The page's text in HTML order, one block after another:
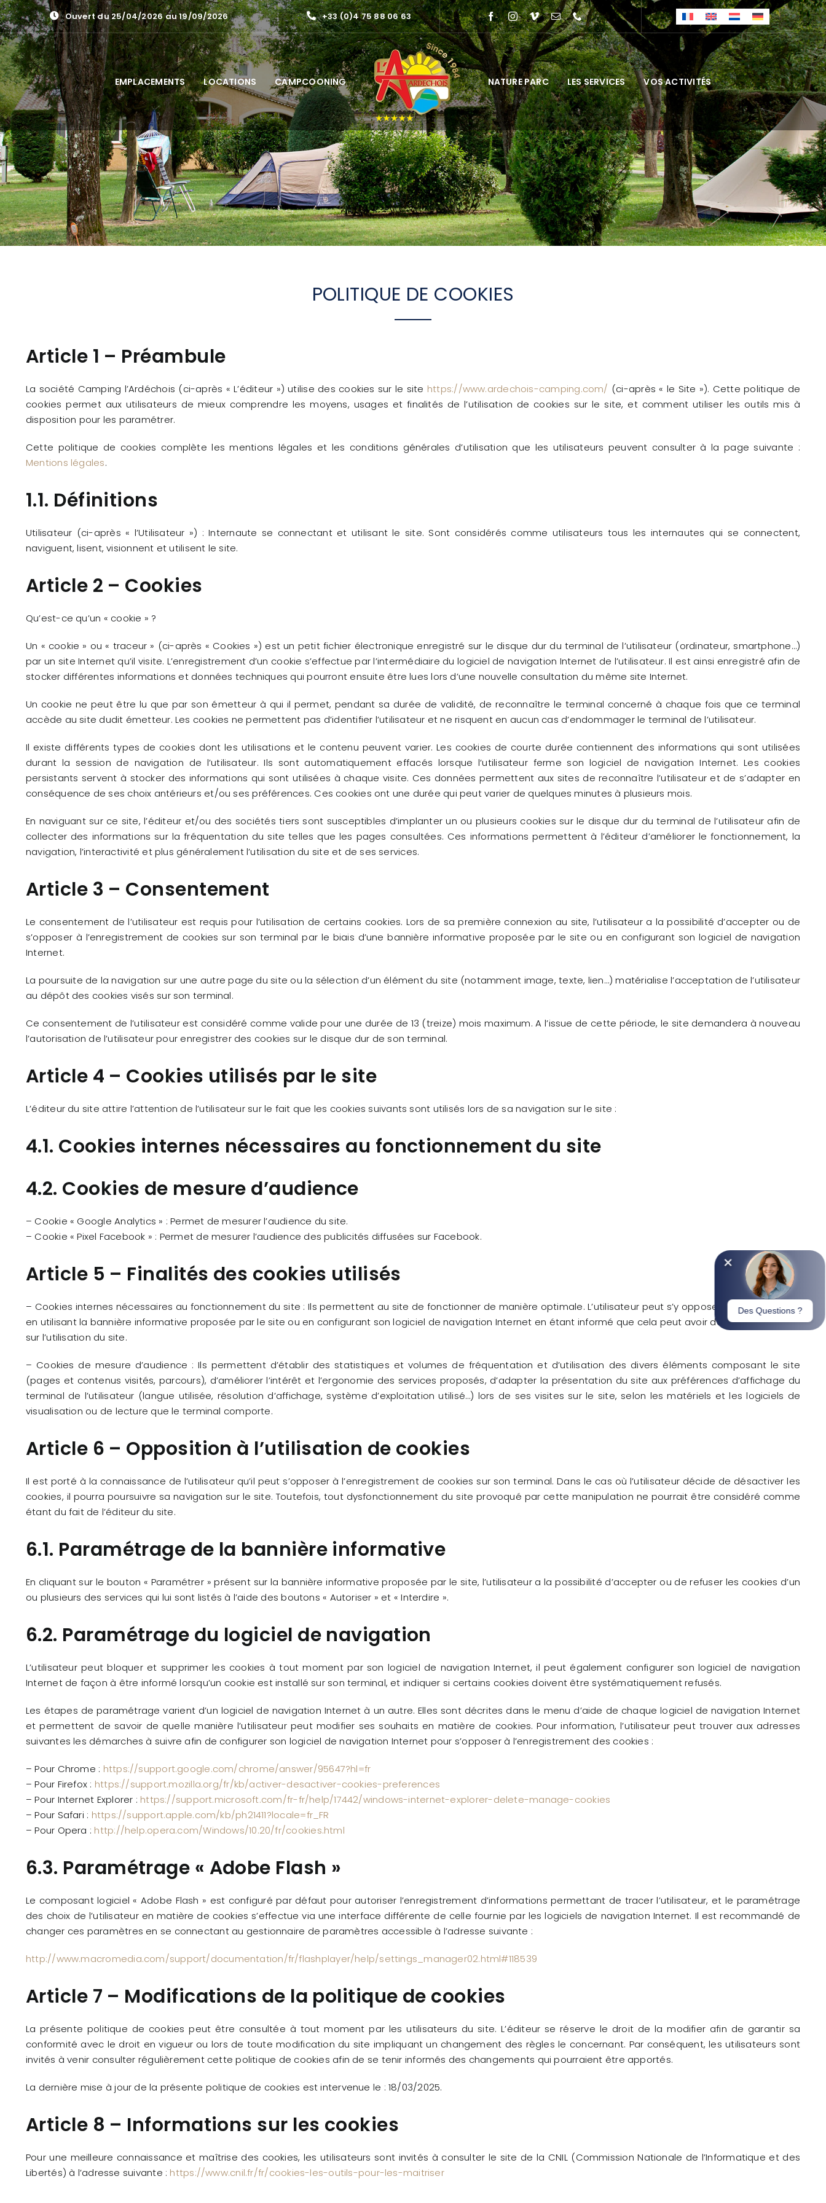
Skip
to
content
Ouvert du 25/04/2026 au 19/09/2026 +33 (0)4 75 88 06 63
EMPLACEMENTS LOCATIONS CAMPCOONING NATURE PARC LES SERVICES VOS ACTIVITÉS
POLITIQUE DE COOKIES
Article 1 – Préambule
La société Camping l’Ardéchois (ci-après « L’éditeur ») utilise des cookies sur le site https://www.ardechois-camping.com/ (ci-après « le Site »). Cette politique de
cookies permet aux utilisateurs de mieux comprendre les moyens, usages et finalités de l’utilisation de cookies sur le site, et comment utiliser les outils mis à
disposition pour les paramétrer.
Cette politique de cookies complète les mentions légales et les conditions générales d’utilisation que les utilisateurs peuvent consulter à la page suivante :
Mentions légales.
1.1. Définitions
Utilisateur (ci-après « l’Utilisateur ») : Internaute se connectant et utilisant le site. Sont considérés comme utilisateurs tous les internautes qui se connectent,
naviguent, lisent, visionnent et utilisent le site.
Article 2 – Cookies
Qu’est-ce qu’un « cookie » ?
Un « cookie » ou « traceur » (ci-après « Cookies ») est un petit fichier électronique enregistré sur le disque dur du terminal de l’utilisateur (ordinateur, smartphone…)
par un site Internet qu’il visite. L’enregistrement d’un cookie s’effectue par l’intermédiaire du logiciel de navigation Internet de l’utilisateur. Il est ainsi enregistré afin de
stocker différentes informations et données techniques qui pourront ensuite être lues lors d’une nouvelle consultation du même site Internet.
Un cookie ne peut être lu que par son émetteur à qui il permet, pendant sa durée de validité, de reconnaître le terminal concerné à chaque fois que ce terminal
accède au site dudit émetteur. Les cookies ne permettent pas d’identifier l’utilisateur et ne risquent en aucun cas d’endommager le terminal de l’utilisateur.
Il existe différents types de cookies dont les utilisations et le contenu peuvent varier. Les cookies de courte durée contiennent des informations qui sont utilisées
durant la session de navigation de l’utilisateur. Ils sont automatiquement effacés lorsque l’utilisateur ferme son logiciel de navigation Internet. Les cookies
persistants servent à stocker des informations qui sont utilisées à chaque visite. Ces données permettent aux sites de reconnaître l’utilisateur et de s’adapter en
conséquence de ses choix antérieurs et/ou ses préférences. Ces cookies ont une durée qui peut varier de quelques minutes à plusieurs mois.
En naviguant sur ce site, l’éditeur et/ou des sociétés tiers sont susceptibles d’implanter un ou plusieurs cookies sur le disque dur du terminal de l’utilisateur afin de
collecter des informations sur la fréquentation du site telles que les pages consultées. Ces informations permettent à l’éditeur d’améliorer le fonctionnement, la
navigation, l’interactivité et plus généralement l’utilisation du site et de ses services.
Article 3 – Consentement
Le consentement de l’utilisateur est requis pour l’utilisation de certains cookies. Lors de sa première connexion au site, l’utilisateur a la possibilité d’accepter ou de
s’opposer à l’enregistrement de cookies sur son terminal par le biais d’une bannière informative proposée par le site ou en configurant son logiciel de navigation
Internet.
La poursuite de la navigation sur une autre page du site ou la sélection d’un élément du site (notamment image, texte, lien…) matérialise l’acceptation de l’utilisateur
au dépôt des cookies visés sur son terminal.
Ce consentement de l’utilisateur est considéré comme valide pour une durée de 13 (treize) mois maximum. A l’issue de cette période, le site demandera à nouveau
l’autorisation de l’utilisateur pour enregistrer des cookies sur le disque dur de son terminal.
Article 4 – Cookies utilisés par le site
L’éditeur du site attire l’attention de l’utilisateur sur le fait que les cookies suivants sont utilisés lors de sa navigation sur le site :
4.1. Cookies internes nécessaires au fonctionnement du site
4.2. Cookies de mesure d’audience
– Cookie « Google Analytics » : Permet de mesurer l’audience du site.
– Cookie « Pixel Facebook » : Permet de mesurer l’audience des publicités diffusées sur Facebook.
Article 5 – Finalités des cookies utilisés
– Cookies internes nécessaires au fonctionnement du site : Ils permettent au site de fonctionner de manière optimale. L’utilisateur peut s’y opposer et les supprimer
en utilisant la bannière informative proposée par le site ou en configurant son logiciel de navigation Internet en étant informé que cela peut avoir des conséquences
sur l’utilisation du site.
– Cookies de mesure d’audience : Ils permettent d’établir des statistiques et volumes de fréquentation et d’utilisation des divers éléments composant le site
(pages et contenus visités, parcours), d’améliorer l’intérêt et l’ergonomie des services proposés, d’adapter la présentation du site aux préférences d’affichage du
terminal de l’utilisateur (langue utilisée, résolution d’affichage, système d’exploitation utilisé…) lors de ses visites sur le site, selon les matériels et les logiciels de
visualisation ou de lecture que le terminal comporte.
Article 6 – Opposition à l’utilisation de cookies
Il est porté à la connaissance de l’utilisateur qu’il peut s’opposer à l’enregistrement de cookies sur son terminal. Dans le cas où l’utilisateur décide de désactiver les
cookies, il pourra poursuivre sa navigation sur le site. Toutefois, tout dysfonctionnement du site provoqué par cette manipulation ne pourrait être considéré comme
étant du fait de l’éditeur du site.
6.1. Paramétrage de la bannière informative
En cliquant sur le bouton « Paramétrer » présent sur la bannière informative proposée par le site, l’utilisateur a la possibilité d’accepter ou de refuser les cookies d’un
ou plusieurs des services qui lui sont listés à l’aide des boutons « Autoriser » et « Interdire ».
6.2. Paramétrage du logiciel de navigation
L’utilisateur peut bloquer et supprimer les cookies à tout moment par son logiciel de navigation Internet, il peut également configurer son logiciel de navigation
Internet de façon à être informé lorsqu’un cookie est installé sur son terminal, et indiquer si certains cookies doivent être systématiquement refusés.
Les étapes de paramétrage varient d’un logiciel de navigation Internet à un autre. Elles sont décrites dans le menu d’aide de chaque logiciel de navigation Internet
et permettent de savoir de quelle manière l’utilisateur peut modifier ses souhaits en matière de cookies. Pour information, l’utilisateur peut trouver aux adresses
suivantes les démarches à suivre afin de configurer son logiciel de navigation Internet pour s’opposer à l’enregistrement des cookies :
– Pour Chrome : https://support.google.com/chrome/answer/95647?hl=fr
– Pour Firefox : https://support.mozilla.org/fr/kb/activer-desactiver-cookies-preferences
– Pour Internet Explorer : https://support.microsoft.com/fr-fr/help/17442/windows-internet-explorer-delete-manage-cookies
– Pour Safari : https://support.apple.com/kb/ph21411?locale=fr_FR
– Pour Opera : http://help.opera.com/Windows/10.20/fr/cookies.html
6.3. Paramétrage « Adobe Flash »
Le composant logiciel « Adobe Flash » est configuré par défaut pour autoriser l’enregistrement d’informations permettant de tracer l’utilisateur, et le paramétrage
des choix de l’utilisateur en matière de cookies s’effectue via une interface différente de celle fournie par les logiciels de navigation Internet. Il est recommandé de
changer ces paramètres en se connectant au gestionnaire de paramètres accessible à l’adresse suivante :
http://www.macromedia.com/support/documentation/fr/flashplayer/help/settings_manager02.html#118539
Article 7 – Modifications de la politique de cookies
La présente politique de cookies peut être consultée à tout moment par les utilisateurs du site. L’éditeur se réserve le droit de la modifier afin de garantir sa
conformité avec le droit en vigueur ou lors de toute modification du site impliquant un changement des règles le concernant. Par conséquent, les utilisateurs sont
invités à venir consulter régulièrement cette politique de cookies afin de se tenir informés des changements qui pourraient être apportés.
La dernière mise à jour de la présente politique de cookies est intervenue le : 18/03/2025.
Article 8 – Informations sur les cookies
Pour une meilleure connaissance et maîtrise des cookies, les utilisateurs sont invités à consulter le site de la CNIL (Commission Nationale de l’Informatique et des
Libertés) à l’adresse suivante : https://www.cnil.fr/fr/cookies-les-outils-pour-les-maitriser